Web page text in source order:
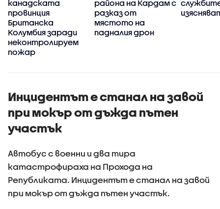
канадската
провинция
Британска
Колумбия заради
неконтролируем
пожар
района на Кардам с
разказ от
мястото на
падналия дрон
Инцидентът е станал на завой
при мокър от дъжда пътен
участък
Автобус с военни и два тира
катастрофираха на Прохода на
Републиката. Инцидентът е станал на завой
при мокър от дъжда пътен участък.